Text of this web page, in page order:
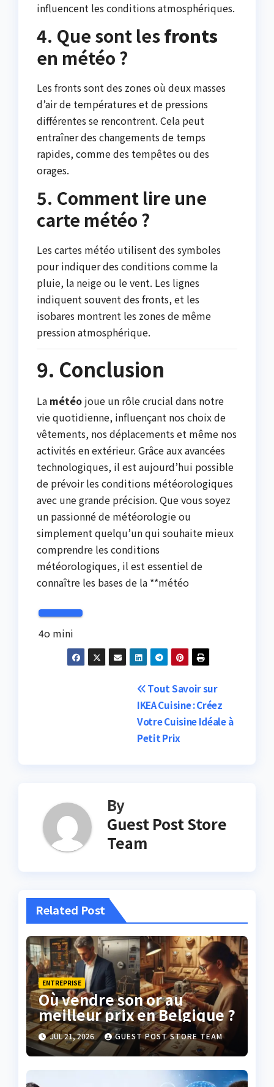
influencent les conditions atmosphériques.
4. Que sont lesfronts
en météo ?
Les fronts sont des zones où deux masses
d’air de températures et de pressions
différentes se rencontrent. Cela peut
entraîner des changements de temps
rapides, comme des tempêtes ou des
orages.
5. Comment lire une
carte météo ?
Les cartes météo utilisent des symboles
pour indiquer des conditions comme la
pluie, la neige ou le vent. Les lignes
indiquent souvent des fronts, et les
isobares montrent les zones de même
pression atmosphérique.
9. Conclusion
La météo joue un rôle crucial dans notre
vie quotidienne, influençant nos choix de
vêtements, nos déplacements et même nos
activités en extérieur. Grâce aux avancées
technologiques, il est aujourd’hui possible
de prévoir les conditions météorologiques
avec une grande précision. Que vous soyez
un passionné de météorologie ou
simplement quelqu’un qui souhaite mieux
comprendre les conditions
météorologiques, il est essentiel de
connaître les bases de la **météo
4o mini
navigation
Tout Savoir sur
IKEA Cuisine : Créez
Votre Cuisine Idéale à
Petit Prix
By
Guest Post Store
Team
Related Post
ENTREPRISE
Où vendre son or au
meilleur prix en Belgique ?
JUL 21, 2026 GUEST POST STORE TEAM